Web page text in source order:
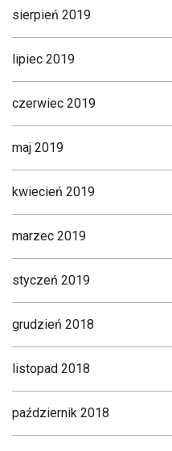
sierpień 2019
lipiec 2019
czerwiec 2019
maj 2019
kwiecień 2019
marzec 2019
styczeń 2019
grudzień 2018
listopad 2018
październik 2018